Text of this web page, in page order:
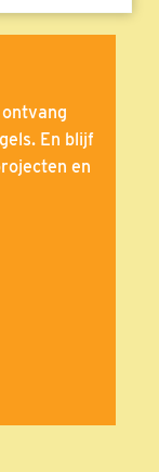
En blijf
en